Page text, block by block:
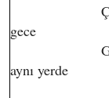
Çalsana
gece
Günler
aynı yerde